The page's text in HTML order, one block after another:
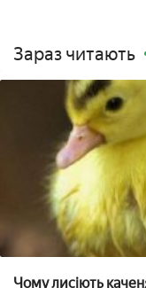
Зараз читають
Чому лисіють